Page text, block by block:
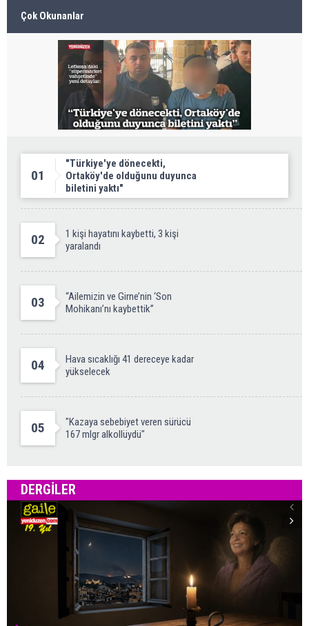
Çok Okunanlar
01
"Türkiye'ye dönecekti,
Ortaköy'de olduğunu duyunca
biletini yaktı"
02
1 kişi hayatını kaybetti, 3 kişi
yaralandı
03
“Ailemizin ve Girne’nin ‘Son
Mohikanı’nı kaybettik”
04
Hava sıcaklığı 41 dereceye kadar
yükselecek
05
"Kazaya sebebiyet veren sürücü
167 mlgr alkollüydü"
DERGILER